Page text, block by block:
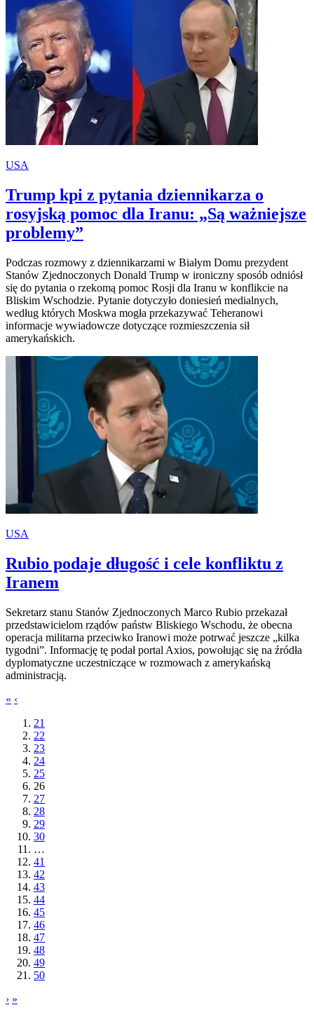
USA
Trump kpi z pytania dziennikarza o
rosyjską pomoc dla Iranu: „Są ważniejsze
problemy”
Podczas rozmowy z dziennikarzami w Białym Domu prezydent
Stanów Zjednoczonych Donald Trump w ironiczny sposób odniósł
się do pytania o rzekomą pomoc Rosji dla Iranu w konflikcie na
Bliskim Wschodzie. Pytanie dotyczyło doniesień medialnych,
według których Moskwa mogła przekazywać Teheranowi
informacje wywiadowcze dotyczące rozmieszczenia sił
amerykańskich.
USA
Rubio podaje długość i cele konfliktu z
Iranem
Sekretarz stanu Stanów Zjednoczonych Marco Rubio przekazał
przedstawicielom rządów państw Bliskiego Wschodu, że obecna
operacja militarna przeciwko Iranowi może potrwać jeszcze „kilka
tygodni”. Informację tę podał portal Axios, powołując się na źródła
dyplomatyczne uczestniczące w rozmowach z amerykańską
administracją.
« ‹
21
22
23
24
25
26
27
28
29
30
…
41
42
43
44
45
46
47
48
49
50
› »